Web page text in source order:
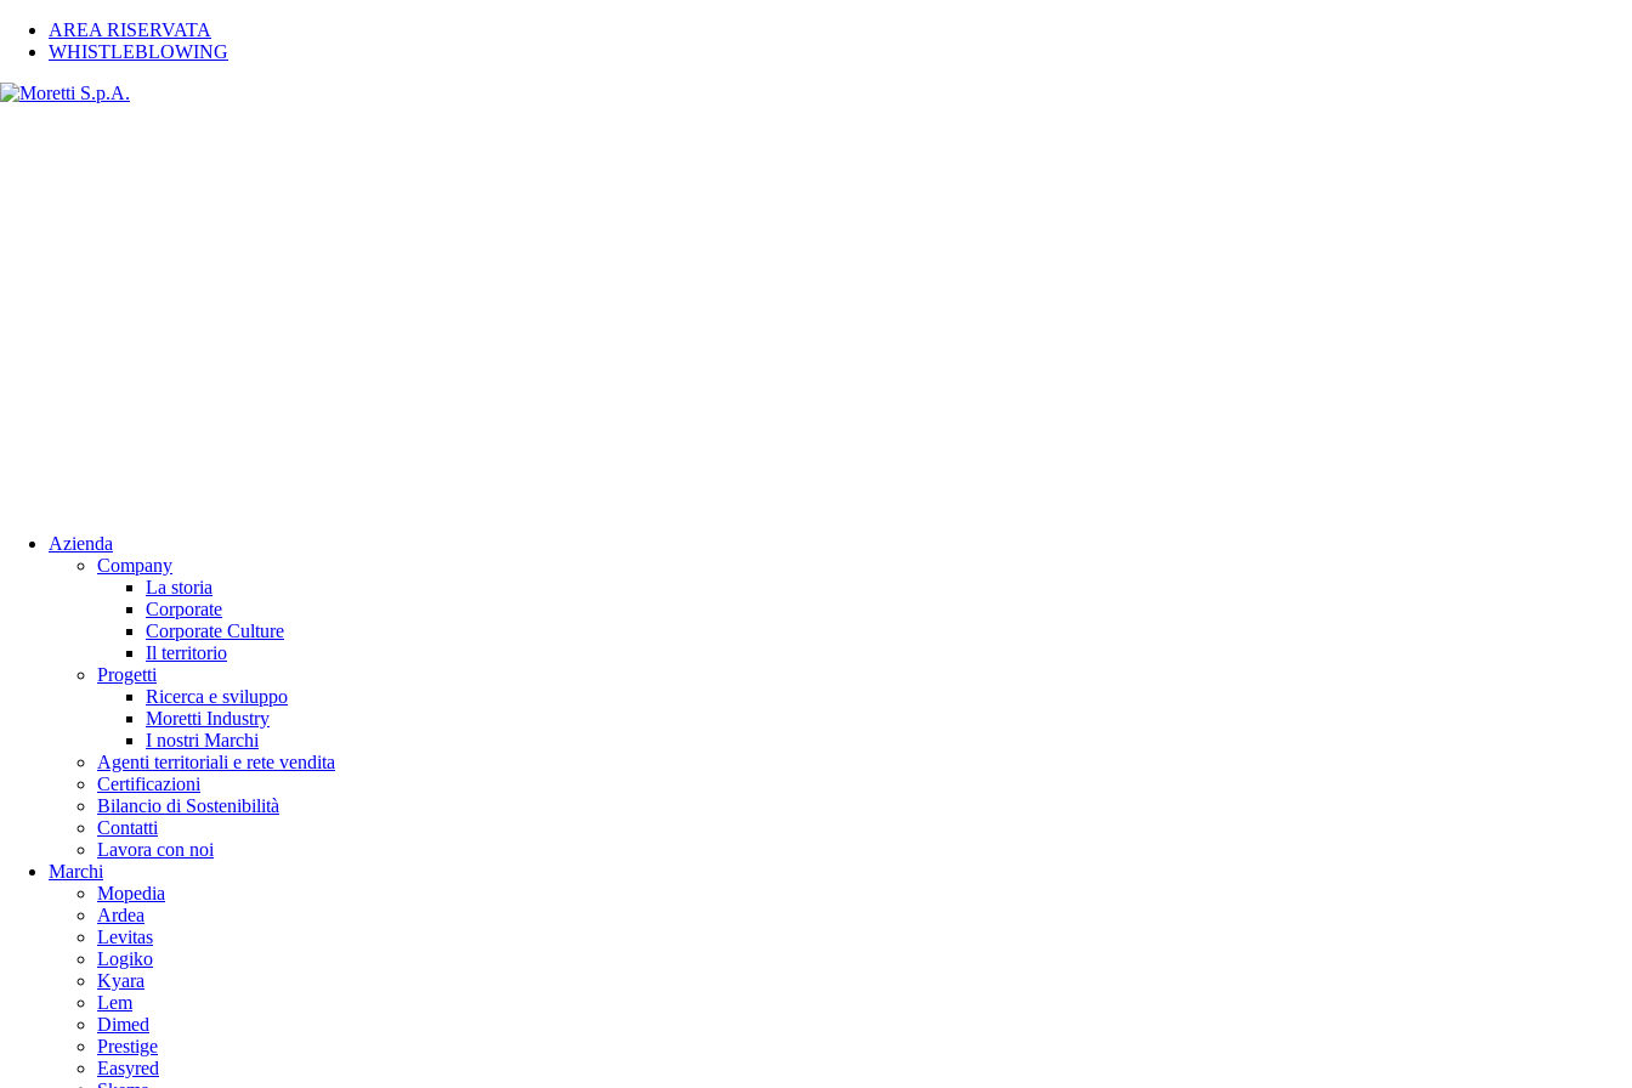
AREA RISERVATA
WHISTLEBLOWING
Azienda
Company
La storia
Corporate
Corporate Culture
Il territorio
Progetti
Ricerca e sviluppo
Moretti Industry
I nostri Marchi
Agenti territoriali e rete vendita
Certificazioni
Bilancio di Sostenibilità
Contatti
Lavora con noi
Marchi
Mopedia
Ardea
Levitas
Logiko
Kyara
Lem
Dimed
Prestige
Easyred